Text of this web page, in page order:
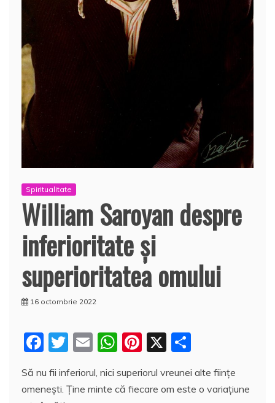
Spiritualitate
William Saroyan despre
inferioritate şi
superioritatea omului
16 octombrie 2022
F
c
T
itt
E
ai
W
at
Pi
er
X
rt
Să nu fii inferiorul, nici superiorul vreunei alte fiinţe
omeneşti. Ţine minte că fiecare om este o variaţiune